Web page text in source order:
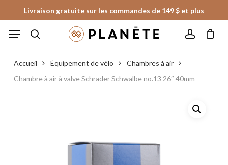
to
main
Livraison gratuite sur les commandes de 149 $ et plus
Menu
Fermer
le
panier
Accueil Équipement de vélo
Chambres à air
Chambre à air à valve Schrader Schwalbe no.13 26″ 40mm